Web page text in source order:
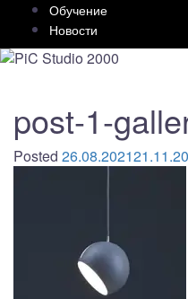
Обучение
Новости
post-1-
Posted 26.08.2021